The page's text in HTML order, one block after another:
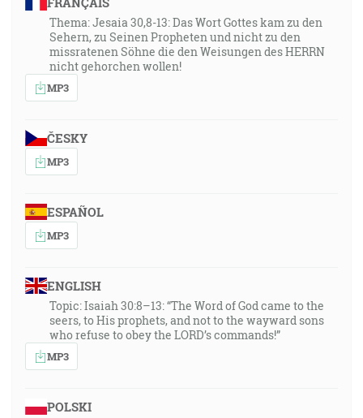
Thema: Jesaia 30,8-13: Das Wort Gottes kam zu den
Sehern, zu Seinen Propheten und nicht zu den
missratenen Söhne die den Weisungen des HERRN
nicht gehorchen wollen!
MP3
ČESKY
MP3
ESPAÑOL
MP3
ENGLISH
Topic: Isaiah 30:8–13: “The Word of God came to the
seers, to His prophets, and not to the wayward sons
who refuse to obey the LORD’s commands!”
MP3
POLSKI